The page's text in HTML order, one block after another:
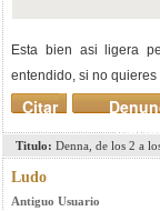
Esta bien asi ligera
entendido, si no
Citar
Titulo: Denna, de los 2 a
Ludo
Antiguo Usuario